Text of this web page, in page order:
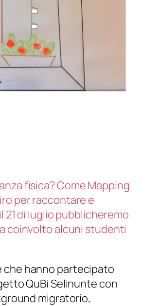
fisica? Come Mapping
per raccontare e
21 di luglio pubblicheremo
coinvolto alcuni studenti
che hanno partecipato
QuBi Selinunte con
migratorio,